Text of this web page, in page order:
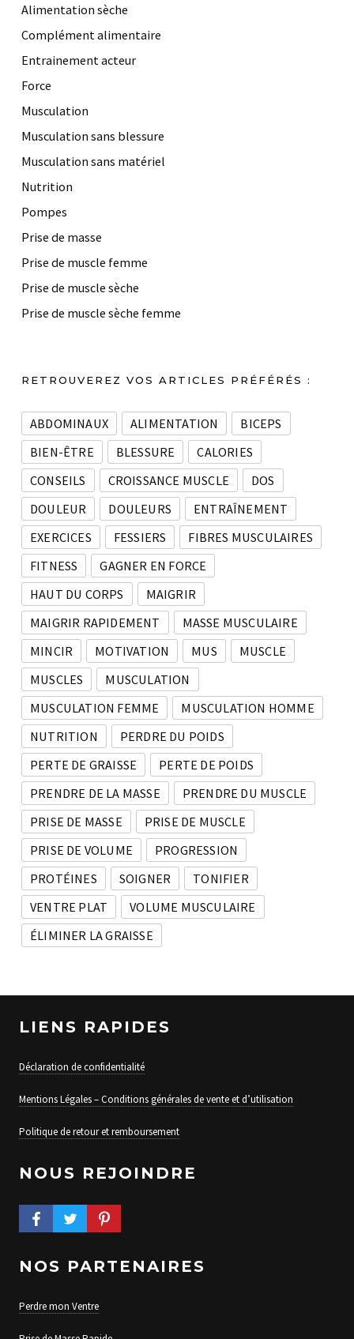
Alimentation sèche
Complément alimentaire
Entrainement acteur
Force
Musculation
Musculation sans blessure
Musculation sans matériel
Nutrition
Pompes
Prise de masse
Prise de muscle femme
Prise de muscle sèche
Prise de muscle sèche femme
RETROUVEREZ VOS ARTICLES PRÉFÉRÉS :
ABDOMINAUX ALIMENTATION
BICEPS
BIEN-ÊTRE
BLESSURE
CALORIES
CONSEILS
CROISSANCE MUSCLE
DOS
DOULEUR
DOULEURS
ENTRAÎNEMENT
EXERCICES
FESSIERS
FIBRES MUSCULAIRES
FITNESS
GAGNER EN FORCE
HAUT DU CORPS
MAIGRIR
MAIGRIR RAPIDEMENT
MASSE MUSCULAIRE
MINCIR
MOTIVATION MUS
MUSCLE
MUSCLES
MUSCULATION
MUSCULATION FEMME
MUSCULATION HOMME
NUTRITION
PERDRE DU POIDS
PERTE DE GRAISSE
PERTE DE POIDS
PRENDRE DE LA MASSE
PRENDRE DU MUSCLE
PRISE DE MASSE
PRISE DE MUSCLE
PRISE DE VOLUME
PROGRESSION
PROTÉINES
SOIGNER
TONIFIER
VENTRE PLAT
VOLUME MUSCULAIRE
ÉLIMINER LA GRAISSE
LIENS RAPIDES
Déclaration de confidentialité
Mentions Légales – Conditions générales de vente et d’utilisation
Politique de retour et remboursement
NOUS REJOINDRE
FACEBOOK PROFILE
TWITTER PROFILEPINTEREST PROFILE
NOS PARTENAIRES
Perdre mon Ventre